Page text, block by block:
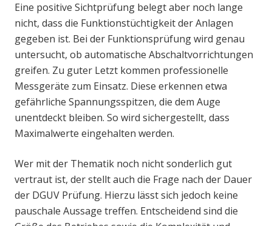
Eine positive Sichtprüfung belegt aber noch lange
nicht, dass die Funktionstüchtigkeit der Anlagen
gegeben ist. Bei der Funktionsprüfung wird genau
untersucht, ob automatische Abschaltvorrichtungen
greifen. Zu guter Letzt kommen professionelle
Messgeräte zum Einsatz. Diese erkennen etwa
gefährliche Spannungsspitzen, die dem Auge
unentdeckt bleiben. So wird sichergestellt, dass
Maximalwerte eingehalten werden.
Wer mit der Thematik noch nicht sonderlich gut
vertraut ist, der stellt auch die Frage nach der Dauer
der DGUV Prüfung. Hierzu lässt sich jedoch keine
pauschale Aussage treffen. Entscheidend sind die